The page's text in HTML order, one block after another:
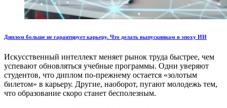
Диплом больше не гарантирует карьеру. Что делать выпускникам в эпоху ИИ
Искусственный интеллект меняет рынок труда быстрее, чем
успевают обновляться учебные программы. Одни уверяют
студентов, что диплом по-прежнему остается «золотым
билетом» в карьеру. Другие, наоборот, пугают молодежь тем,
что образование скоро станет бесполезным.